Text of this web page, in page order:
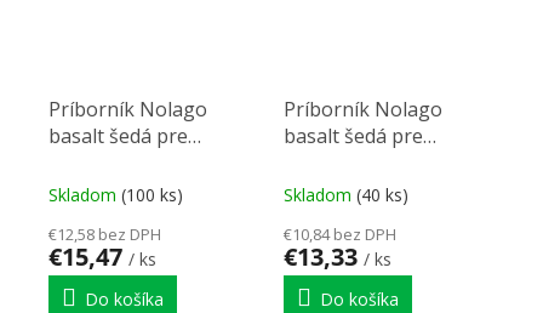
Príborník Nolago
basalt šedá pre
473 mm)
Skladom (100 ks)
€12,58 bez DPH
€15,47 / ks
Do košíka
Príborník Nolago
basalt šedá pre
473 mm)
Skladom (40 ks)
€10,84 bez DPH
€13,33 / ks
Do košíka